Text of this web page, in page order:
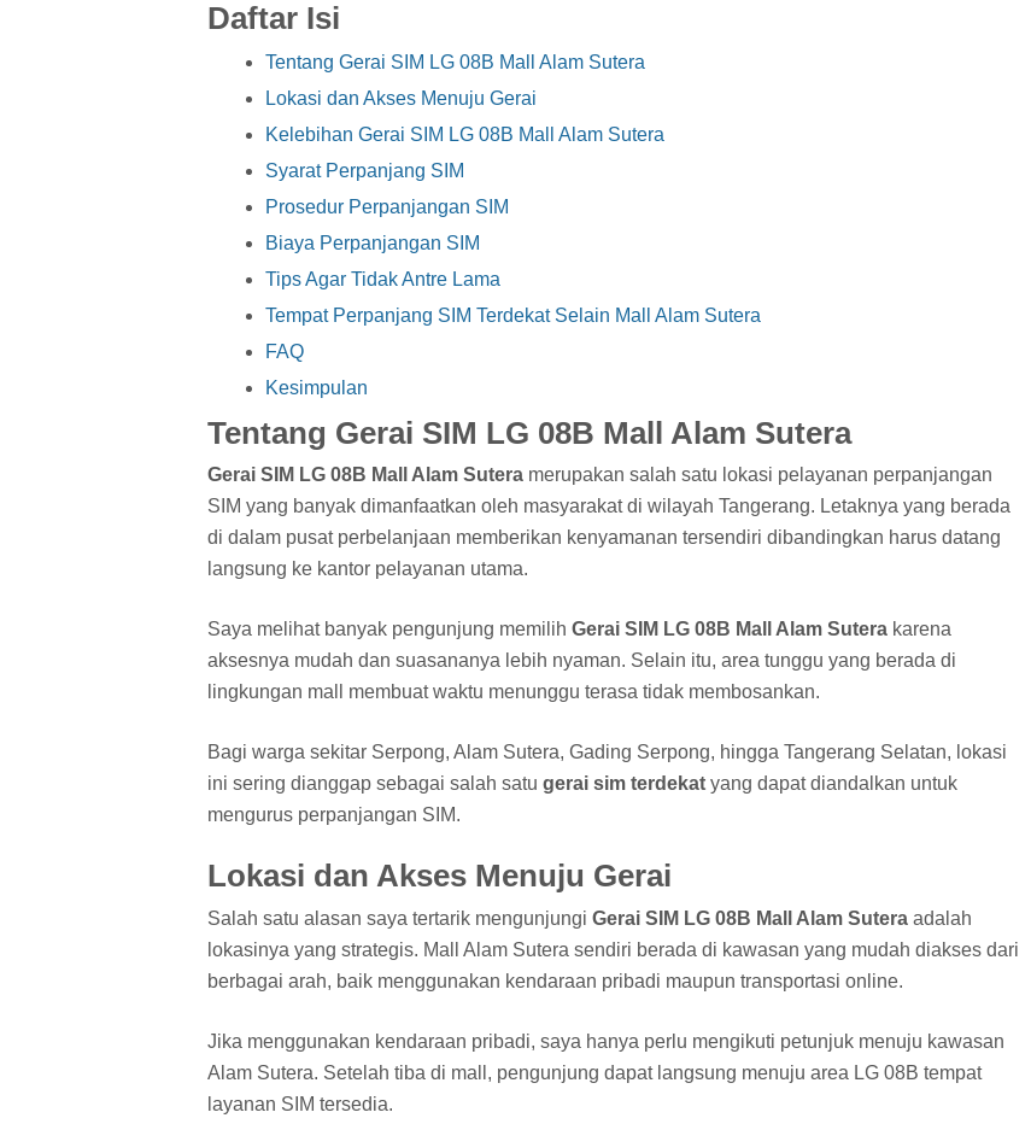
Daftar Isi
Tentang Gerai SIM LG 08B Mall Alam Sutera
Lokasi dan Akses Menuju Gerai
Kelebihan Gerai SIM LG 08B Mall Alam Sutera
Syarat Perpanjang SIM
Prosedur Perpanjangan SIM
Biaya Perpanjangan SIM
Tips Agar Tidak Antre Lama
Tempat Perpanjang SIM Terdekat Selain Mall Alam Sutera
FAQ
Kesimpulan
Tentang Gerai SIM LG 08B Mall Alam Sutera
Gerai SIM LG 08B Mall Alam Sutera merupakan salah satu lokasi pelayanan perpanjangan
SIM yang banyak dimanfaatkan oleh masyarakat di wilayah Tangerang. Letaknya yang berada
di dalam pusat perbelanjaan memberikan kenyamanan tersendiri dibandingkan harus datang
langsung ke kantor pelayanan utama.
Saya melihat banyak pengunjung memilih Gerai SIM LG 08B Mall Alam Sutera karena
aksesnya mudah dan suasananya lebih nyaman. Selain itu, area tunggu yang berada di
lingkungan mall membuat waktu menunggu terasa tidak membosankan.
Bagi warga sekitar Serpong, Alam Sutera, Gading Serpong, hingga Tangerang Selatan, lokasi
ini sering dianggap sebagai salah satu gerai sim terdekat yang dapat diandalkan untuk
mengurus perpanjangan SIM.
Lokasi dan Akses Menuju Gerai
Salah satu alasan saya tertarik mengunjungi Gerai SIM LG 08B Mall Alam Sutera adalah
lokasinya yang strategis. Mall Alam Sutera sendiri berada di kawasan yang mudah diakses dari
berbagai arah, baik menggunakan kendaraan pribadi maupun transportasi online.
Jika menggunakan kendaraan pribadi, saya hanya perlu mengikuti petunjuk menuju kawasan
Alam Sutera. Setelah tiba di mall, pengunjung dapat langsung menuju area LG 08B tempat
layanan SIM tersedia.